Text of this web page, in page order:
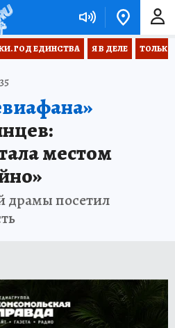
ГОД ЕДИНСТВА Я В ДЕЛЕ ТОЛЬКО
местом
драмы посетил